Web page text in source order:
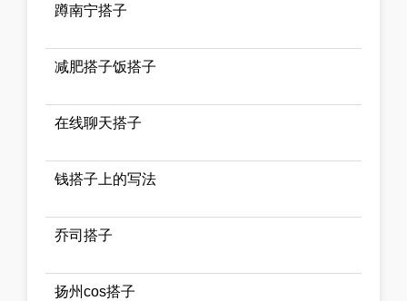
蹲南宁搭子
减肥搭子饭搭子
在线聊天搭子
钱搭子上的写法
乔司搭子
扬州cos搭子